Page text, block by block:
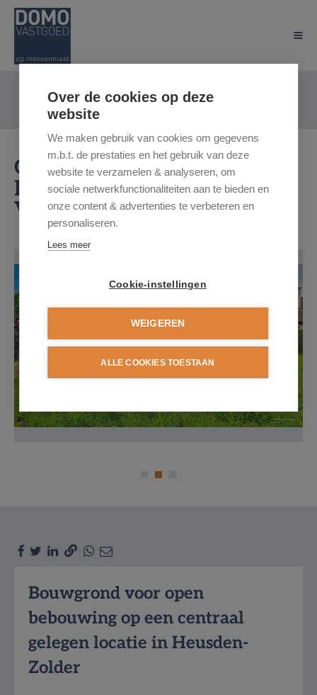
O. L. Vrouwstraat, 3550
Heusden-Zolder
Vraagprijs: € 207.000
Omschrijving
Bouwgrond voor open
bebouwing op een centraal
gelegen locatie in Heusden-
Zolder
Over de cookies op deze
website
We maken gebruik van cookies om gegevens
m.b.t. de prestaties en het gebruik van deze
website te verzamelen & analyseren, om
sociale netwerkfunctionaliteiten aan te bieden en
onze content & advertenties te verbeteren en
personaliseren.
Lees meer
Cookie-instellingen
WEIGEREN
ALLE COOKIES TOESTAAN